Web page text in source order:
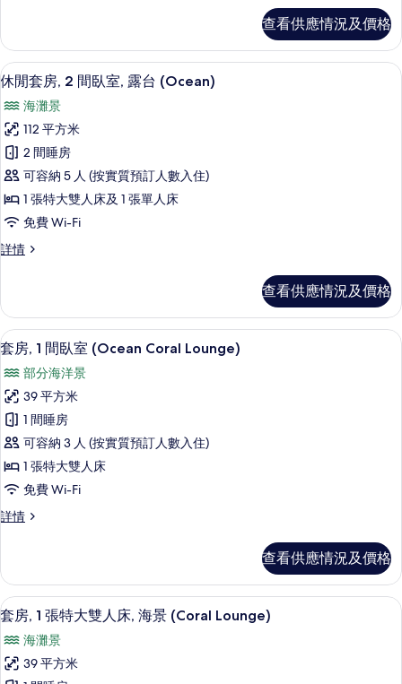
片
露
台,
海
景
(Club)
的
相
片
臥
室,
露
海
景
(Club)
詳
情
查看供應情況及價格
載
入
所
有
休
閒
套
房,
2
臥
室,
露
台
(Ocean)
的
相
片
休閒套房, 2 間臥室, 露台 (Ocean) |
11
休閒套房, 2 間臥室, 露台 (Ocean)
海灘景
112 平方米
2 間睡房
可容納 5 人 (按實質預訂人數入住)
1 張特大雙人床及 1 張單人床
免費 Wi-Fi
詳情
休
2
間
臥
露
台
(Ocean)
詳
情
查看供應情況及價格
載
入
所
有
套
房,
1
間
臥
Coral
Lounge)
的
相
片
套房, 1 間臥室 (Ocean Coral
7
套房, 1 間臥室 (Ocean Coral Lounge)
部分海洋景
39 平方米
1 間睡房
可容納 3 人 (按實質預訂人數入住)
1 張特大雙人床
免費 Wi-Fi
詳情
套
臥
室
(Ocean
Lounge)
詳
情
查看供應情況及價格
載
入
所
有
套房, 1 張特大雙人床, 海景 (Coral
8
套房, 1 張特大雙人床, 海景 (Coral Lounge)
海灘景
39 平方米